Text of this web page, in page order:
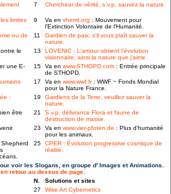
7 Chercheur de vérité, s.v.p. sauvez la nature.
limites
9 Va en vhemt.org : Mouvement pour
l'Extinction Volontaire de l'Humanité.
ou de
11
Gardien de paix, s'il vous plaît sauver la
nature.
le
13
LOVENIC : L'amour obtient l'évolution
visionnaire, ainsi la nature que j'aime.
une E-
15 Va en www.STHOPD.com : Entrée principale
de STHOPD.
17 Va en www.wwf.fr: WWF ~ Fonds Mondial
pour la Nature France.
:
19
Gardiens de la Terre, veuillez sauver la
nature.
être
21
S.v.p. délivrance Flora et faune de
destruction de masse.
23 Va en www.vier-pfoten.de : Plus d'humanité
pour les animaux.
25
CPER : Évolution progressive cosmique de
réalité.
voir les Slogans, en groupe d' Images et Animations.
en retour au dessus de page.
N.
Solutions et sites
27 Wise Art Cybernetics